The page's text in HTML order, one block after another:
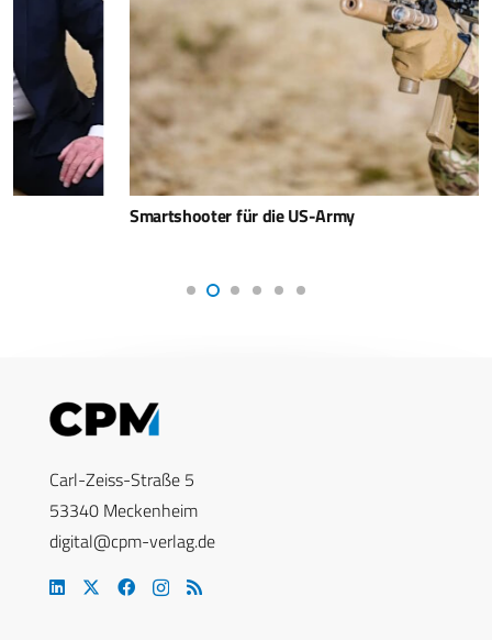
Smartshooter für die US-Army
Carl-Zeiss-Straße 5
53340 Meckenheim
digital@cpm-verlag.de